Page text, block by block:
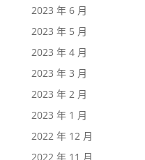
2023 年 6 月
2023 年 5 月
2023 年 4 月
2023 年 3 月
2023 年 2 月
2023 年 1 月
2022 年 12 月
2022 年 11 月